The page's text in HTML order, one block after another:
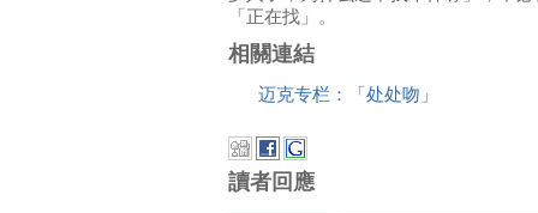
「正在找」。
相關連結
迈克专栏：「处处吻」
讀者回應